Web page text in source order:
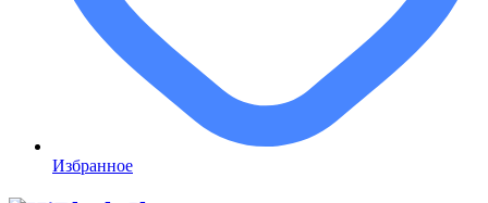
Избранное